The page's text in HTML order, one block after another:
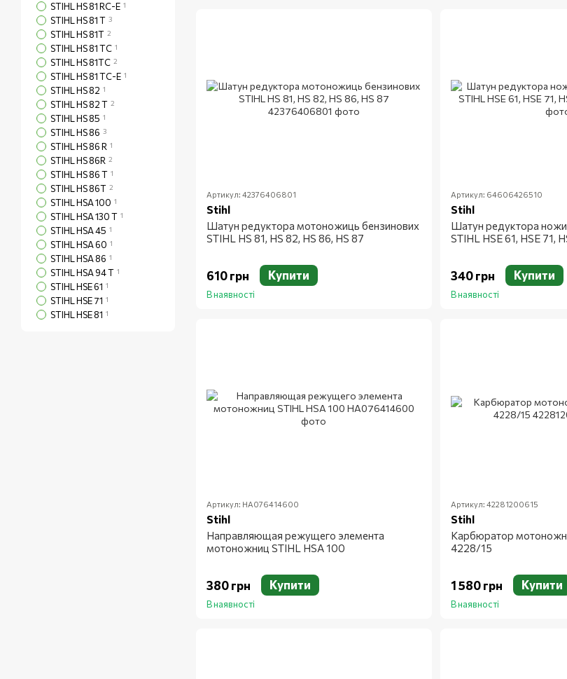
Артикул: 42376406801
Stihl
Шатун редуктора мотоножиць бензинових
STIHL HS 81, HS 82, HS 86, HS 87
610 грн Купити
В наявності
Артикул: 64606426510
Stihl
Шатун редуктора
STIHL HSE 61, HSE 71,
340 грн Купити
В наявності
Артикул: HA076414600
Stihl
Направляющая режущего элемента
мотоножниц STIHL HSA 100
380 грн Купити
В наявності
Артикул: 42281200615
Stihl
Карбюратор
4228/15
1 580 грн Купити
В наявності
STIHL HS 81 RC-E 1
STIHL HS 81 T 3
STIHL HS 81T 2
STIHL HS 81 TC 1
STIHL HS 81TC 2
STIHL HS 81 TC-E 1
STIHL HS 82 1
STIHL HS 82 T 2
STIHL HS 85 1
STIHL HS 86 3
STIHL HS 86 R 1
STIHL HS 86R 2
STIHL HS 86 T 1
STIHL HS 86T 2
STIHL HSA 100 1
STIHL HSA 130 T 1
STIHL HSA 45 1
STIHL HSA 60 1
STIHL HSA 86 1
STIHL HSA 94 T 1
STIHL HSE 61 1
STIHL HSE 71 1
STIHL HSE 81 1